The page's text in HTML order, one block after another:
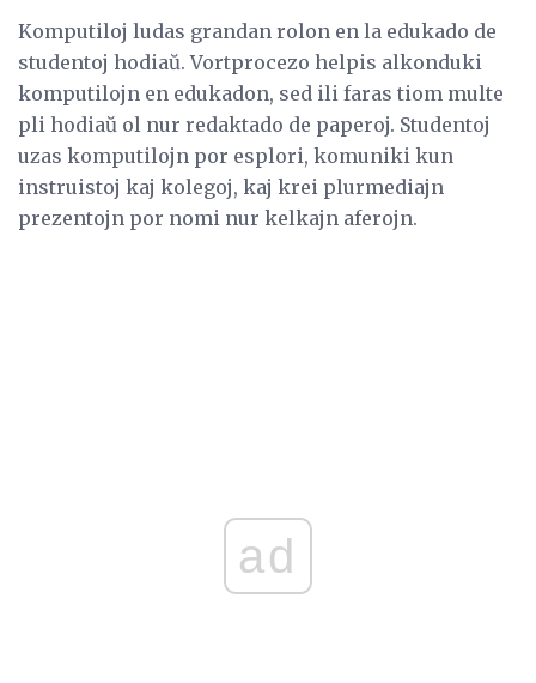
Komputiloj ludas grandan rolon en la edukado de
studentoj hodiaŭ. Vortprocezo helpis alkonduki
komputilojn en edukadon, sed ili faras tiom multe
pli hodiaŭ ol nur redaktado de paperoj. Studentoj
uzas komputilojn por esplori, komuniki kun
instruistoj kaj kolegoj, kaj krei plurmediajn
prezentojn por nomi nur kelkajn aferojn.
ad